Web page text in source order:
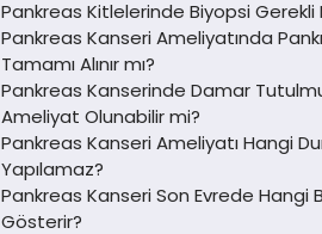
Pankreas Kitlelerinde Biyopsi Gerekli
Pankreas Kanseri Ameliyatında
Tamamı Alınır mı?
Pankreas Kanserinde Damar
Ameliyat Olunabilir mi?
Pankreas Kanseri Ameliyatı Hangi
Yapılamaz?
Pankreas Kanseri Son Evrede Hangi
Gösterir?